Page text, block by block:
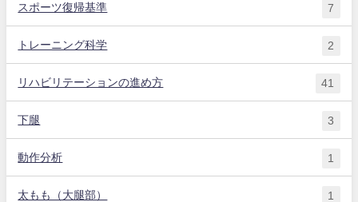
スポーツ復帰基準 7
トレーニング科学 2
リハビリテーションの進め方 41
下腿 3
動作分析 1
太もも（大腿部） 1